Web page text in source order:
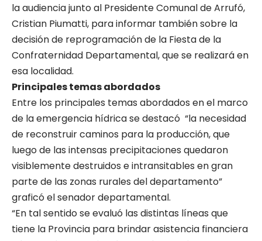
la audiencia junto al Presidente Comunal de Arrufó,
Cristian Piumatti, para informar también sobre la
decisión de reprogramación de la Fiesta de la
Confraternidad Departamental, que se realizará en
esa localidad.
Principales temas abordados
Entre los principales temas abordados en el marco
de la emergencia hídrica se destacó “la necesidad
de reconstruir caminos para la producción, que
luego de las intensas precipitaciones quedaron
visiblemente destruidos e intransitables en gran
parte de las zonas rurales del departamento”
graficó el senador departamental.
“En tal sentido se evaluó las distintas líneas que
tiene la Provincia para brindar asistencia financiera